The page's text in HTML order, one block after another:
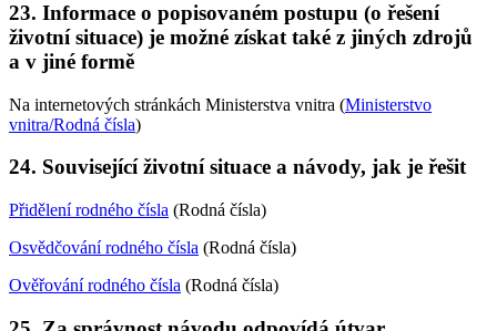
23. Informace o popisovaném postupu (o řešení
životní situace) je možné získat také z jiných zdrojů
a v jiné formě
Na internetových stránkách Ministerstva vnitra (Ministerstvo
vnitra/Rodná čísla)
24. Související životní situace a návody, jak je řešit
Přidělení rodného čísla (Rodná čísla)
Osvědčování rodného čísla (Rodná čísla)
Ověřování rodného čísla (Rodná čísla)